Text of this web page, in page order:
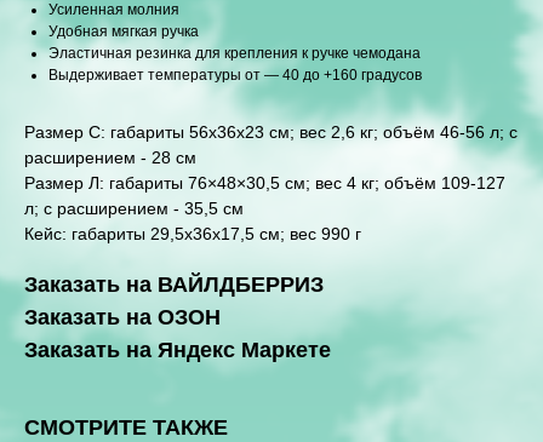
Усиленная молния
Удобная мягкая ручка
Эластичная резинка для крепления к ручке чемодана
Выдерживает температуры от — 40 до +160 градусов
Размер С: габариты 56x36x23 см; вес 2,6 кг; объём 46-56 л; с
расширением - 28 см
Размер Л: габариты 76×48×30,5 см; вес 4 кг; объём 109-127
л; с расширением - 35,5 см
Кейс: габариты 29,5x36x17,5 см; вес 990 г
Заказать на ВАЙЛДБЕРРИЗ
Заказать на ОЗОН
Заказать на Яндекс Маркете
СМОТРИТЕ ТАКЖЕ